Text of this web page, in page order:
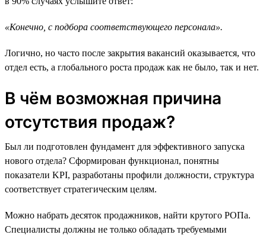
«Конечно, с подбора соответствующего персонала».
Логично, но часто после закрытия вакансий оказывается, что
отдел есть, а глобального роста продаж как не было, так и нет.
В чём возможная причина
отсутствия продаж?
Был ли подготовлен фундамент для эффективного запуска
нового отдела? Сформирован функционал, понятны
показатели KPI, разработаны профили должности, структура
соответствует стратегическим целям.
Можно набрать десяток продажников, найти крутого РОПа.
Специалисты должны не только обладать требуемыми